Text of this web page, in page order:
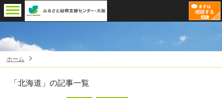
ホーム
「北海道」 の記事一覧